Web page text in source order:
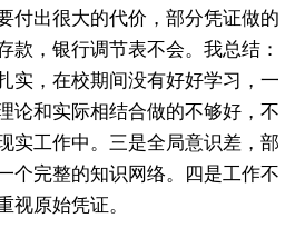
付出很大的代价，部分凭证做的
款，银行调节表不会。我总结：
实，在校期间没有好好学习，一
论和实际相结合做的不够好，不
实工作中。三是全局意识差，部
个完整的知识网络。四是工作不
视原始凭证。